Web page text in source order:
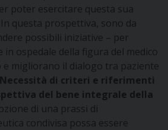
poter esercitare questa sua
questa prospettiva, sono da
possibili iniziative – per
in ospedale della figura del medico
migliorano il dialogo tra paziente
di criteri e riferimenti
del bene integrale della
di una prassi di
condivisa possa essere